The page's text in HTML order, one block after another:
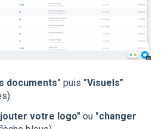
documents" puis "Visuels"
votre logo" ou "changer